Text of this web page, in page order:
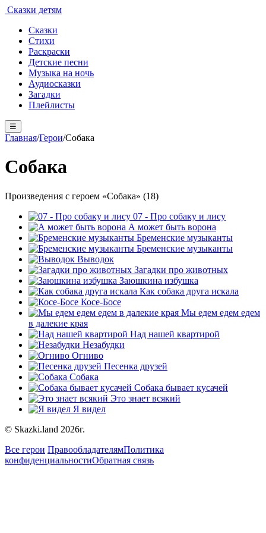
Сказки детям
Сказки
Стихи
Раскраски
Детские песни
Музыка на ночь
Аудиосказки
Загадки
Плейлисты
☰
Главная/Герои/Собака
Собака
Произведения с героем «Собака» (18)
07 - Про собаку и лису
А может быть ворона
Бременские музыканты
Бременские музыканты
Выводок
Загадки про животных
Заюшкина избушка
Как собака друга искала
Косе-Босе
Мы едем едем едем
в далекие края
Над нашей квартирой
Незабудки
Огниво
Песенка друзей
Собака
Собака бывает кусачей
Это знает всякий
Я видел
© Skazki.land 2026г.
Все герои ПравообладателямПолитика
конфиденциальностиОбратная связь